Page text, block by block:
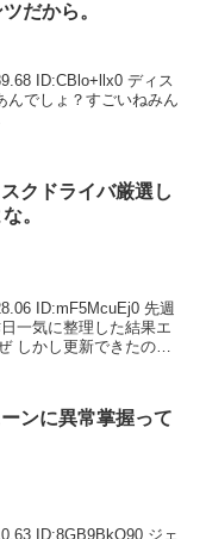
だから。
ID:CBlo+llx0 ディス
んでしょ？すごいねみん
スクドライバ厳選し
。
ID:mF5McuEj0 先週
一気に整理した結果エ
しかし更新できたの
ーンに異常掌握って
ID:8GB9BkO90 ジェ